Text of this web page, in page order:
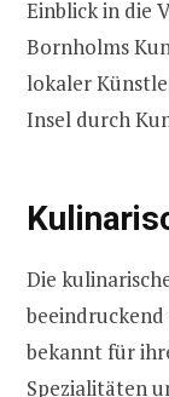
Einblick in die
Bornholms
lokaler
Insel durch
Die
bekannt für
Spezialitäten